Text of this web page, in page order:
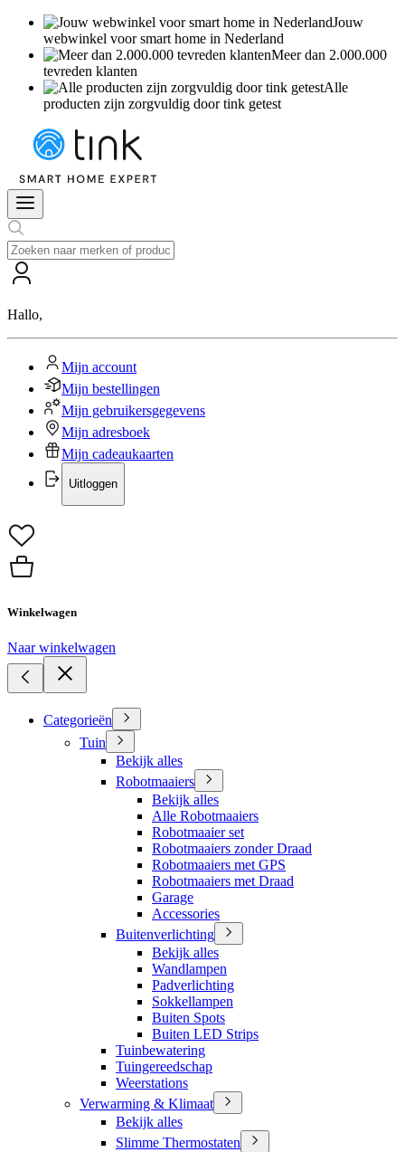
Jouw
webwinkel voor smart home in Nederland
Meer dan 2.000.000
tevreden klanten
Alle
producten zijn zorgvuldig door tink getest
Hallo,
Mijn account
Mijn bestellingen
Mijn gebruikersgegevens
Mijn adresboek
Mijn cadeaukaarten
Uitloggen
Winkelwagen
Naar winkelwagen
Categorieën
Tuin
Bekijk alles
Robotmaaiers
Bekijk alles
Alle Robotmaaiers
Robotmaaier set
Robotmaaiers zonder Draad
Robotmaaiers met GPS
Robotmaaiers met Draad
Garage
Accessories
Buitenverlichting
Bekijk alles
Wandlampen
Padverlichting
Sokkellampen
Buiten Spots
Buiten LED Strips
Tuinbewatering
Tuingereedschap
Weerstations
Verwarming & Klimaat
Bekijk alles
Slimme Thermostaten